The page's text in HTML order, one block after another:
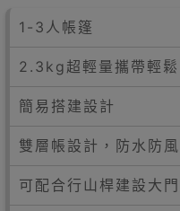
1-3人帳篷
2.3kg超輕量攜帶輕鬆
簡易搭建設計
雙層帳設計，防水防
可配合行山桿建設大